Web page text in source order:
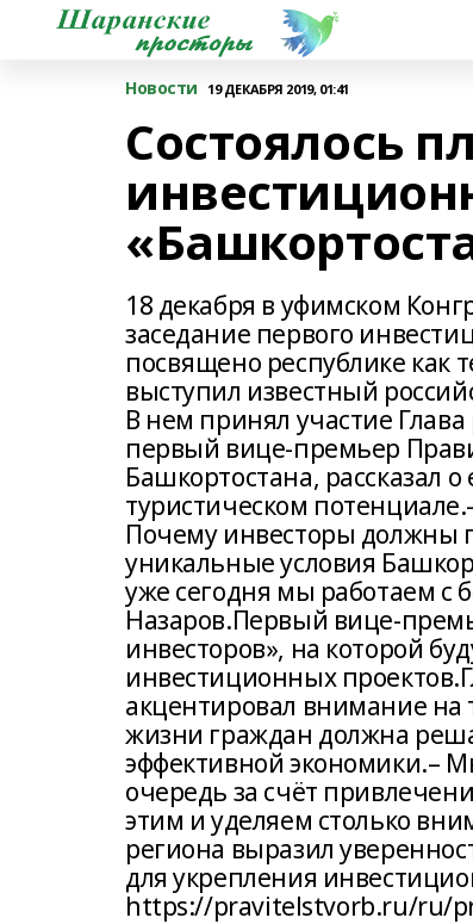
Новости 19 ДЕКАБРЯ 2019, 01:41
Состоялось
18 декабря в уфимском
заседание первого
посвящено республике
выступил известный
В нем принял участие
первый вице-премьер
Башкортостана,
туристическом
Почему инвесторы должны
уникальные условия
уже сегодня мы работаем с
Назаров.Первый вице-
инвесторов», на которой
инвестиционных
акцентировал внимание на
жизни граждан должна
эффективной экономики.–
очередь за счёт
этим и уделяем столько
региона выразил
для укрепления
https://pravitelstvorb.ru/ru/